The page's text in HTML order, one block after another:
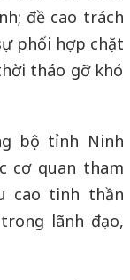
đề cao trách
phối hợp chặt
tháo gỡ khó
bộ tỉnh Ninh
cơ quan tham
cao tinh thần
lãnh đạo,